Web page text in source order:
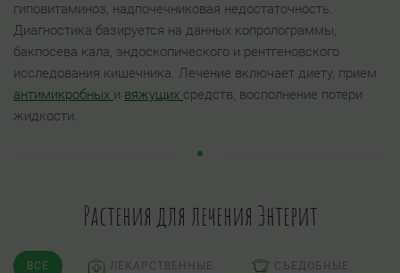
гиповитаминоз, надпочечниковая недостаточность.
Диагностика базируется на данных копролограммы,
бакпосева кала, эндоскопического и рентгеновского
исследования кишечника. Лечение включает диету, прием
антимикробных и вяжущих средств, восполнение потери
жидкости.
Растения для лечения Энтерит
ВСЕ ЛЕКАРСТВЕННЫЕ СЪЕДОБНЫЕ